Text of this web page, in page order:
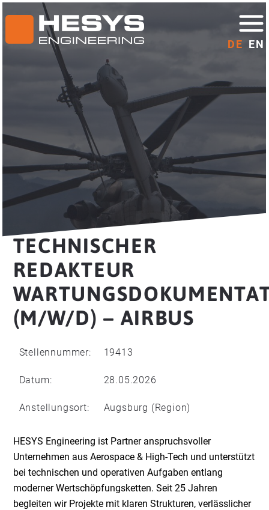
DE EN
TECHNISCHER
REDAKTEUR
(M/W/D) – AIRBUS
Stellennummer: 19413
Datum: 28.05.2026
Anstellungsort: Augsburg (Region)
HESYS Engineering ist Partner anspruchsvoller
Unternehmen aus Aerospace & High-Tech und unterstützt
bei technischen und operativen Aufgaben entlang
moderner Wertschöpfungsketten. Seit 25 Jahren
begleiten wir Projekte mit klaren Strukturen, verlässlicher